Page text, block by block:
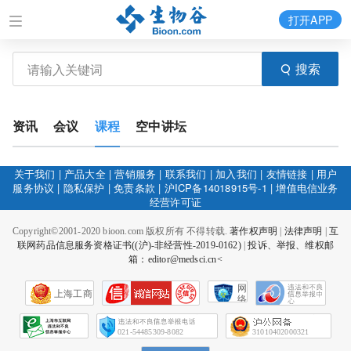
搜索
打开APP
资讯 会议 课程 空中讲坛
关于我们 | 产品大全|营销服务 | 联系我们 | 加入我们 | 友情链接 | 用户
服务协议 | 隐私保护 |免责条款 | 沪ICP备14018915号-1 |增值电信业务
经营许可证
Copyright©2001-2020 bioon.com 版权所有 不得转载.著作权声明 法律声明
互
联网药品信息服务资格证书((沪)-非经营性-2019-0162)|投诉、举报、维权邮
箱：editor@medsci.cn<
上海工商
网
络
会
征
021-54485309-8082 31010402000321